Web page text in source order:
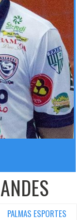
PALMAS ESPORTES